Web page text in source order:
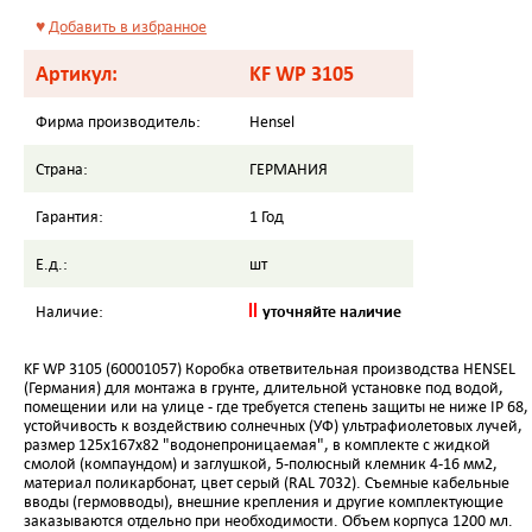
♥Добавить в избранное
Артикул: KF WP 3105
Фирма производитель: Hensel
Страна: ГЕРМАНИЯ
Гарантия: 1 Год
Е.д.: шт
Наличие: уточняйте наличие
KF WP 3105 (60001057) Коробка ответвительная производства HENSEL
(Германия) для монтажа в грунте, длительной установке под водой,
помещении или на улице - где требуется степень защиты не ниже IP 68,
устойчивость к воздействию солнечных (УФ) ультрафиолетовых лучей,
размер 125х167х82 "водонепроницаемая", в комплекте с жидкой
смолой (компаундом) и заглушкой, 5-полюсный клемник 4-16 мм2,
материал поликарбонат, цвет серый (RAL 7032). Съемные кабельные
вводы (гермовводы), внешние крепления и другие комплектующие
заказываются отдельно при необходимости. Объем корпуса 1200 мл.